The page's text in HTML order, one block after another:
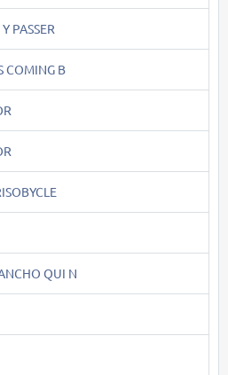
PASSER
COMING B
QUI N